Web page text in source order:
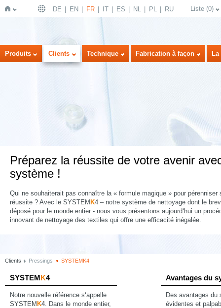
Page
DE EN FR IT ES NL PL RU Liste (0)
Produits Clients Technique Fabrication à façon
Préparez la réussite de votre avenir
système !
Qui ne souhaiterait pas connaître la « formule magique » pour pérenniser
réussite ? Avec le SYSTEM K4 – notre système de nettoyage dont le
déposé pour le monde entier - nous vous présentons aujourd‘hui un
innovant de nettoyage des textiles qui offre une efficacité inégalée.
Clients Pressings SYSTEMK4
SYSTEMK4
Notre nouvelle référence s‘appelle
SYSTEM K4. Dans le monde entier,
Avantages du
Des avantages du
évidentes et